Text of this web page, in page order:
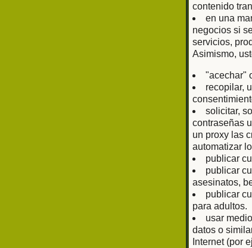
contenido
en una
negocios si
servicios,
Asimismo,
"acechar"
recopilar,
solicitar,
contraseñas
un proxy las
automatizar
publicar
publicar
asesinatos,
publicar
para adultos.
usar
datos o
Internet (por